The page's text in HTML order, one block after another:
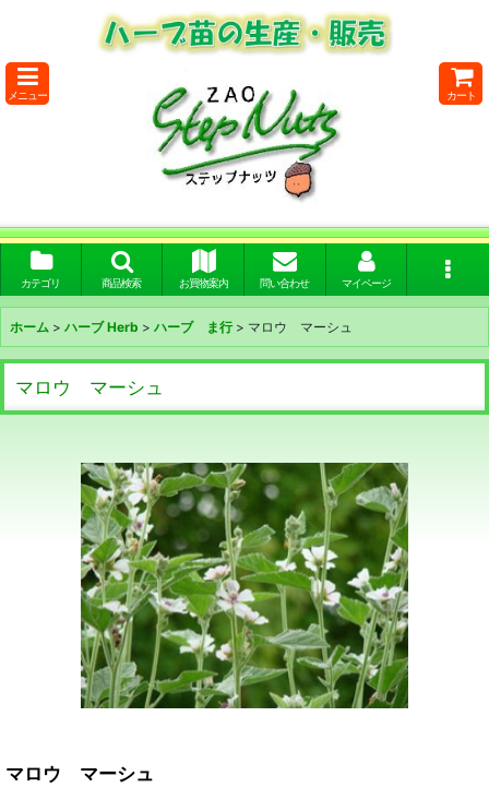
メニュー カート
カテゴリ 商品検索 お買物案内 問い合わせ マイページ
ホーム > ハーブ Herb > ハーブ ま行 > マロウ マーシュ
マロウ マーシュ
マロウ マーシュ